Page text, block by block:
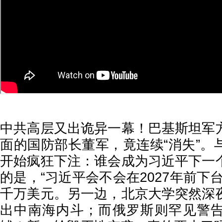
中共高层又出诡异一幕！巴基斯坦军
面的国防部长董军，竟连续“消失”。
开始疯狂下注：谁会成为习近平下一
的是，“习近平会不会在2027年前下
千万美元。另一边，北京大学突然深
出中南海内斗；而俄罗斯则罕见警